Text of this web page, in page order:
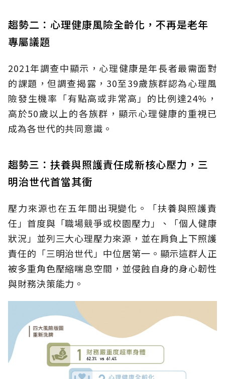
趨勢二：心理健康風險全齡化，不再是老年
專屬議題
2021年調查中顯示，心理健康是年長者最需面對
的課題，但調查揭露，30至39歲族群認為心理風
險發生機率「有點高或非常高」的比例達24%，
高於50歲以上的各族群，顯示心理健康的重視已
成為各世代的共同意識。
趨勢三：扶養與照護責任成新核心壓力，三
明治世代首當其衝
壓力來源也在五年間出現變化。「扶養與照護責
任」首度與「職場競爭或校園壓力」、「個人健康
狀況」並列三大心理壓力來源，並在肩負上下照護
責任的「三明治世代」中位居第一。顯示這群人正
被多重角色壓縮喘息空間，並侵蝕自身的身心韌性
與財務決策能力。